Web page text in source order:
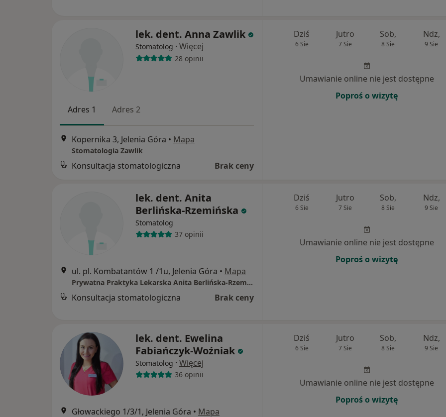
lek. dent. Anna Zawlik
Stomatolog · Więcej
28 opinii
Adres 1 Adres 2
Kopernika 3, Jelenia Góra • Mapa
Stomatologia Zawlik
Konsultacja stomatologiczna Brak ceny
Dziś
6 Sie
Jutro
7 Sie
Sob,
8 Sie
Ndz,
9 Sie
Umawianie online nie jest dostępne
Poproś o wizytę
lek. dent. Anita
Berlińska-Rzemińska
Stomatolog
37 opinii
ul. pl. Kombatantów 1 /1u, Jelenia Góra • Mapa
Prywatna Praktyka Lekarska Anita Berlińska-Rzemińska
Konsultacja stomatologiczna Brak ceny
Dziś
6 Sie
Jutro
7 Sie
Sob,
8 Sie
Ndz,
9 Sie
Umawianie online nie jest dostępne
Poproś o wizytę
lek. dent. Ewelina
Fabiańczyk-Woźniak
Stomatolog · Więcej
36 opinii
Głowackiego 1/3/1, Jelenia Góra • Mapa
Dziś
6 Sie
Jutro
7 Sie
Sob,
8 Sie
Ndz,
9 Sie
Umawianie online nie jest dostępne
Poproś o wizytę